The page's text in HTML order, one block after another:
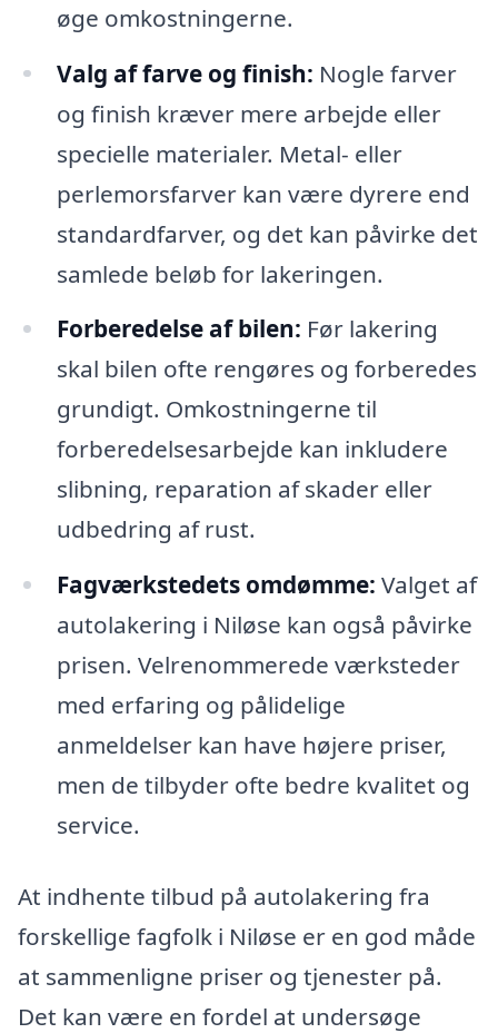
øge omkostningerne.
Valg af farve og finish: Nogle farver
og finish kræver mere arbejde eller
specielle materialer. Metal- eller
perlemorsfarver kan være dyrere end
standardfarver, og det kan påvirke det
samlede beløb for lakeringen.
Forberedelse af bilen: Før lakering
skal bilen ofte rengøres og forberedes
grundigt. Omkostningerne til
forberedelsesarbejde kan inkludere
slibning, reparation af skader eller
udbedring af rust.
Fagværkstedets omdømme: Valget af
autolakering i Niløse kan også påvirke
prisen. Velrenommerede værksteder
med erfaring og pålidelige
anmeldelser kan have højere priser,
men de tilbyder ofte bedre kvalitet og
service.
At indhente tilbud på autolakering fra
forskellige fagfolk i Niløse er en god måde
at sammenligne priser og tjenester på.
Det kan være en fordel at undersøge